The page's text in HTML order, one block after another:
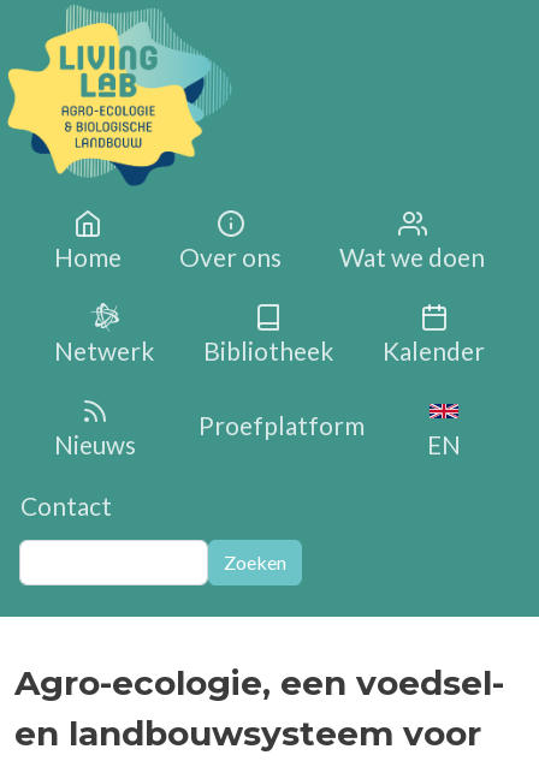
Overslaan en naar de inhoud gaan
Main navigation
Home Over ons Wat we doen
Netwerk Bibliotheek Kalender
Nieuws
Proefplatform
EN
Contact
Zoeken Zoeken
Agro-ecologie, een voedsel-
en landbouwsysteem voor